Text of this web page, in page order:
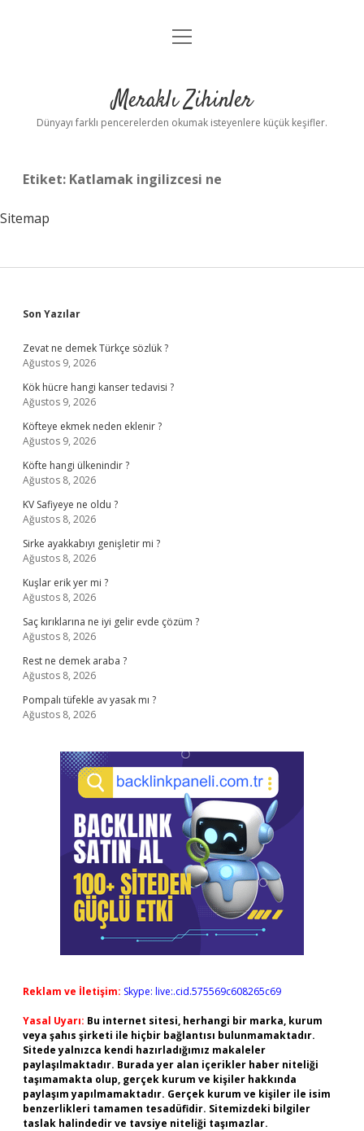
Anasayfa
Yasal Uyarı
menüyü
Meraklı Zihinler
Dünyayı farklı pencerelerden okumak isteyenlere küçük keşifler.
Etiket: Katlamak ingilizcesi ne
Sitemap
Sidebar
Son Yazılar
Zevat ne demek Türkçe sözlük ?
Ağustos 9, 2026
Kök hücre hangi kanser tedavisi ?
Ağustos 9, 2026
Köfteye ekmek neden eklenir ?
Ağustos 9, 2026
Köfte hangi ülkenindir ?
Ağustos 8, 2026
KV Safiyeye ne oldu ?
Ağustos 8, 2026
Sirke ayakkabıyı genişletir mi ?
Ağustos 8, 2026
Kuşlar erik yer mi ?
Ağustos 8, 2026
Saç kırıklarına ne iyi gelir evde çözüm ?
Ağustos 8, 2026
Rest ne demek araba ?
Ağustos 8, 2026
Pompalı tüfekle av yasak mı ?
Ağustos 8, 2026
Reklam ve İletişim: Skype: live:.cid.575569c608265c69
Yasal Uyarı: Bu internet sitesi, herhangi bir marka, kurum
veya şahıs şirketi ile hiçbir bağlantısı bulunmamaktadır.
Sitede yalnızca kendi hazırladığımız makaleler
paylaşılmaktadır. Burada yer alan içerikler haber niteliği
taşımamakta olup, gerçek kurum ve kişiler hakkında
paylaşım yapılmamaktadır. Gerçek kurum ve kişiler ile isim
benzerlikleri tamamen tesadüfidir. Sitemizdeki bilgiler
taslak halindedir ve tavsiye niteliği taşımazlar.